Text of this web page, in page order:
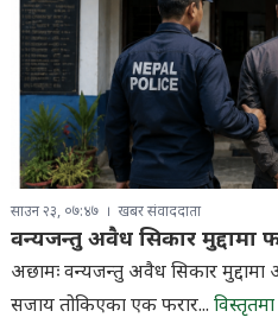
साउन २३, ०७:४७ खबर संवाददाता
वन्यजन्तु अवैध सिकार मुद्दामा
अछामः वन्यजन्तु अवैध सिकार मुद्दामा
सजाय तोकिएका एक फरार... विस्तृतमा